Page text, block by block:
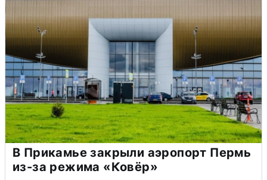
В Прикамье закрыли аэропорт Пермь
из-за режима «Ковёр»